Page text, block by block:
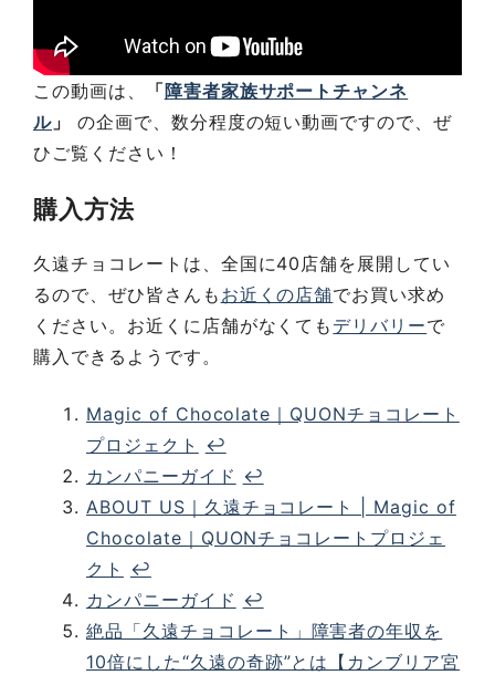
この動画は、 「 障害者家族サポートチャンネ
ル」
の企画で、数分程度の短い動画ですので、ぜ
ひご覧ください！
購入方法
久遠チョコレートは、全国に40店舗を展開してい
るので、ぜひ皆さんも お近くの店舗でお買い求め
ください。お近くに店舗がなくても デリバリーで
購入できるようです。
Magic of Chocolate｜QUONチョコレート
プロジェクト ↩︎
カンパニーガイド ↩︎
ABOUT US｜久遠チョコレート | Magic of
Chocolate｜QUONチョコレートプロジェ
クト ↩︎
カンパニーガイド ↩︎
絶品「久遠チョコレート」障害者の年収を
10倍にした“久遠の奇跡”とは【カンブリア宮